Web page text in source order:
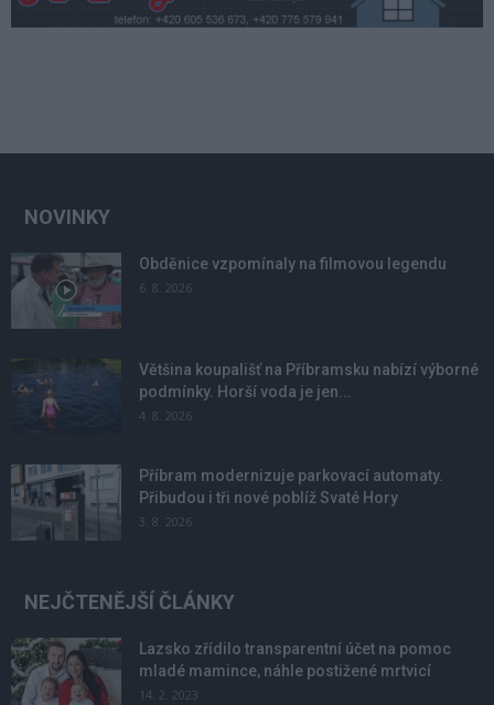
NOVINKY
Obděnice vzpomínaly na filmovou legendu
6. 8. 2026
Většina koupališť na Příbramsku nabízí výborné
podmínky. Horší voda je jen...
4. 8. 2026
Příbram modernizuje parkovací automaty.
Přibudou i tři nové poblíž Svaté Hory
3. 8. 2026
NEJČTENĚJŠÍ ČLÁNKY
Lazsko zřídilo transparentní účet na pomoc
mladé mamince, náhle postižené mrtvicí
14. 2. 2023